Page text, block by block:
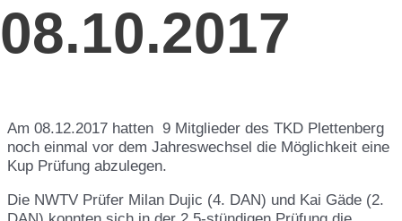
08.10.2017
Am 08.12.2017 hatten 9 Mitglieder des TKD Plettenberg
noch einmal vor dem Jahreswechsel die Möglichkeit eine
Kup Prüfung abzulegen.
Die NWTV Prüfer Milan Dujic (4. DAN) und Kai Gäde (2.